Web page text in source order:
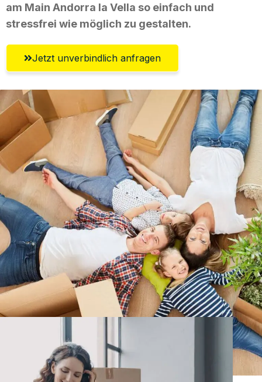
am Main Andorra la Vella so einfach und
stressfrei wie möglich zu gestalten.
Jetzt unverbindlich anfragen